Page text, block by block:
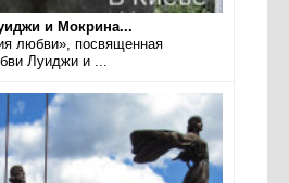
и Мокрина...
любви», посвященная
Луиджи и ...